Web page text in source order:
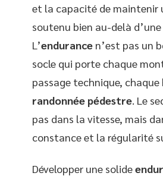
et la capacité de maintenir
soutenu bien au-delà
L’endurance n’est pas un
socle qui porte chaque
passage technique, chaque
randonnée pédestre . Le
pas dans la vitesse, mais
constance et la régularité
Développer une solide